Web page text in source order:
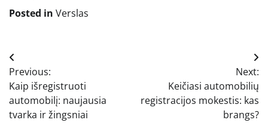
Posted in Verslas
Navigacija
tarp
įrašų
Previous:
Kaip išregistruoti
automobilį: naujausia
tvarka ir žingsniai
Next:
Keičiasi automobilių
registracijos mokestis: kas
brangs?